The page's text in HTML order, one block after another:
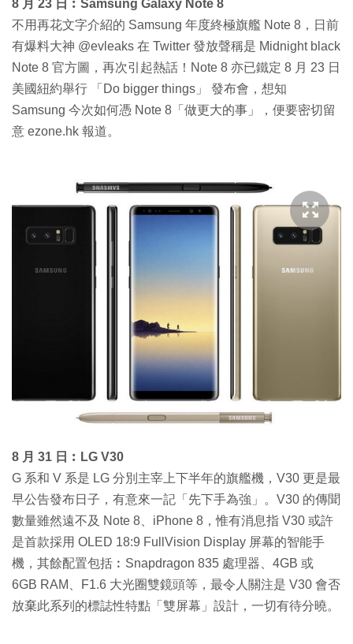
8 月 23 日︰Samsung Galaxy Note 8
不用再花文字介紹的 Samsung 年度終極旗艦 Note 8，日前
有爆料大神 @evleaks 在 Twitter 發放聲稱是 Midnight black
Note 8 官方圖，再次引起熱話！Note 8 亦已鐵定 8 月 23 日
美國紐約舉行 「Do bigger things」 發布會，想知
Samsung 今次如何憑 Note 8「做更大的事」，便要密切留
意 ezone.hk 報道。
8 月 31 日︰LG V30
G 系和 V 系是 LG 分別主宰上下半年的旗艦機，V30 更是最
早公告發布日子，有意來一記「先下手為強」。V30 的傳聞
數量雖然遠不及 Note 8、iPhone 8，惟有消息指 V30 或許
是首款採用 OLED 18:9 FullVision Display 屏幕的智能手
機，其餘配置包括︰Snapdragon 835 處理器、4GB 或
6GB RAM、F1.6 大光圈雙鏡頭等，最令人關注是 V30 會否
放棄此系列的標誌性特點「雙屏幕」設計，一切有待分曉。